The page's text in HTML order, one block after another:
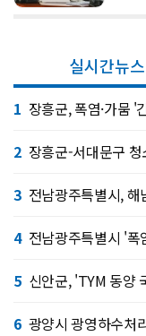
실시간뉴스
1 장흥군, 폭염·가뭄
2 장흥군-서대문구
3 전남광주특별시, 해
4 전남광주특별시 '폭
5 신안군, 'TYM 동양
6 광양시 광영하수처